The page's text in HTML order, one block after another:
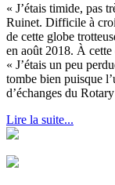
« J’étais timide, pas
Ruinet. Difficile à
de cette globe
en août 2018. À cette
« J’étais un peu
tombe bien puisque
d’échanges du
Lire la suite...